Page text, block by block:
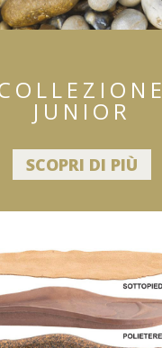
JUNIOR
SCOPRI DI PIÙ